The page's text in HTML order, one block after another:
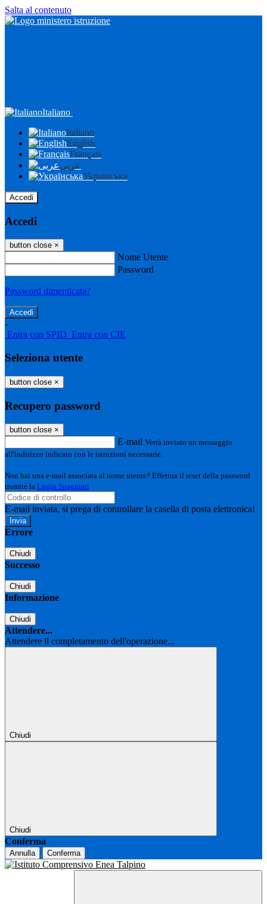
Salta al contenuto
Italiano
Italiano
English
Français
عربى
Українська
Accedi
Accedi
button close ×
Nome Utente
Password
Password dimenticata?
-
Entra con SPID Entra con CIE
Seleziona utente
button close ×
Recupero password
button close ×
E-mail Verrà inviato un messaggio
all'indirizzo indicato con le istruzioni necessarie.
Non hai una e-mail associata al nome utente? Effettua il reset della password
tramite la Login Spaggiari
E-mail inviata, si prega di controllare la casella di posta elettronica!
Errore
Chiudi
Successo
Chiudi
Informazione
Chiudi
Attendere...
Attendere il completamento dell'operazione...
Chiudi
Chiudi
Conferma
Annulla Conferma